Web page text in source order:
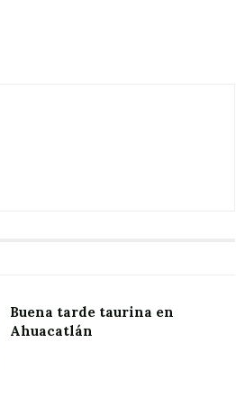
Buena tarde taurina en
Ahuacatlán